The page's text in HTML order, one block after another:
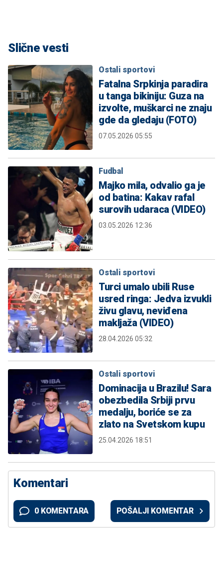
Slične vesti
Ostali sportovi
Fatalna Srpkinja paradira
u tanga bikiniju: Guza na
izvolte, muškarci ne znaju
gde da gledaju (FOTO)
07.05.2026 05:55
Fudbal
Majko mila, odvalio ga je
od batina: Kakav rafal
surovih udaraca (VIDEO)
03.05.2026 12:36
Ostali sportovi
Turci umalo ubili Ruse
usred ringa: Jedva izvukli
živu glavu, neviđena
makljaža (VIDEO)
28.04.2026 05:32
Ostali sportovi
Dominacija u Brazilu! Sara
obezbedila Srbiji prvu
medalju, boriće se za
zlato na Svetskom kupu
25.04.2026 18:51
Komentari
0 KOMENTARA POŠALJI KOMENTAR